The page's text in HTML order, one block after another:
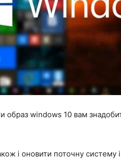
образ windows 10 вам
і оновити поточну систему